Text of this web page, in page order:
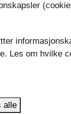
i
Les om hvilke
alle